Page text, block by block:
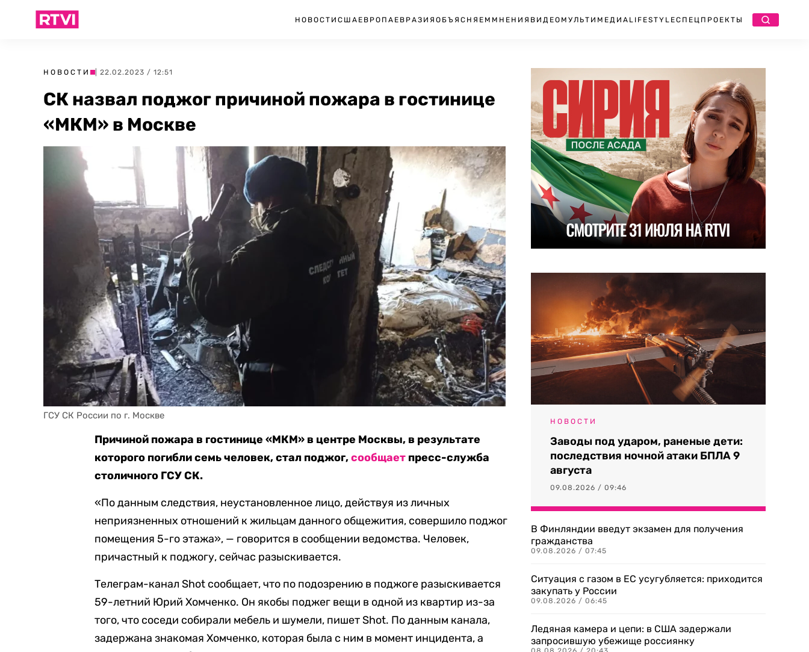
НОВОСТИ США ЕВРОПА ЕВРАЗИЯ ОБЪЯСНЯЕМ МНЕНИЯ ВИДЕО МУЛЬТИМЕДИА LIFESTYLEСПЕЦПРОЕКТЫ
НОВОСТИ | 22.02.2023 / 12:51
СК назвал поджог причиной пожара в гостинице
«МКМ» в Москве
ГСУ СК России по г. Москве
Причиной пожара в гостинице «МКМ» в центре Москвы, в результате
которого погибли семь человек, стал поджог,сообщает пресс-служба
столичного ГСУ СК.
«По данным следствия, неустановленное лицо, действуя из личных
неприязненных отношений к жильцам данного общежития, совершило поджог
помещения 5-го этажа», — говорится в сообщении ведомства. Человек,
причастный к поджогу, сейчас разыскивается.
Телеграм-каналShot сообщает,что по подозрению в поджоге разыскивается
59-летний Юрий Хомченко. Он якобы поджег вещи в одной из квартир из-за
того, что соседи собирали мебель и шумели, пишетShot. По данным канала,
задержана знакомая Хомченко, которая была с ним в момент инцидента, а
НОВОСТИ
Заводы под ударом, раненые дети:
последствия ночной атаки БПЛА 9
августа
09.08.2026 / 09:46
В Финляндии введут экзамен для получения
гражданства
09.08.2026 / 07:45
Ситуация с газом в ЕС усугубляется: приходится
закупать у России
09.08.2026 / 06:45
Ледяная камера и цепи: в США задержали
запросившую убежище россиянку